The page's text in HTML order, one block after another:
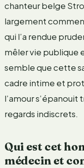
chanteur belge
largement
qui l’a rendue
mêler vie publique
semble que cette
cadre intime et
l’amour
regards indiscrets.
Qui est cet
médecin et